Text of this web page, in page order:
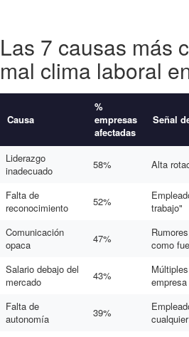
Las 7 causas más
mal clima laboral
Causa
%
empresas
afectadas
Señal
Liderazgo
inadecuado
58% Alta
Falta de
reconocimiento
52%
trabajo"
Comunicación
opaca
47%
como
Salario debajo del
mercado
43%
Falta de
autonomía
39%